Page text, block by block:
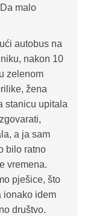
malo
autobus na
nakon 10
zelenom
žena
stanicu upitala
a ja sam
bilo ratno
vremena.
pješice, što
ionako idem
društvo.